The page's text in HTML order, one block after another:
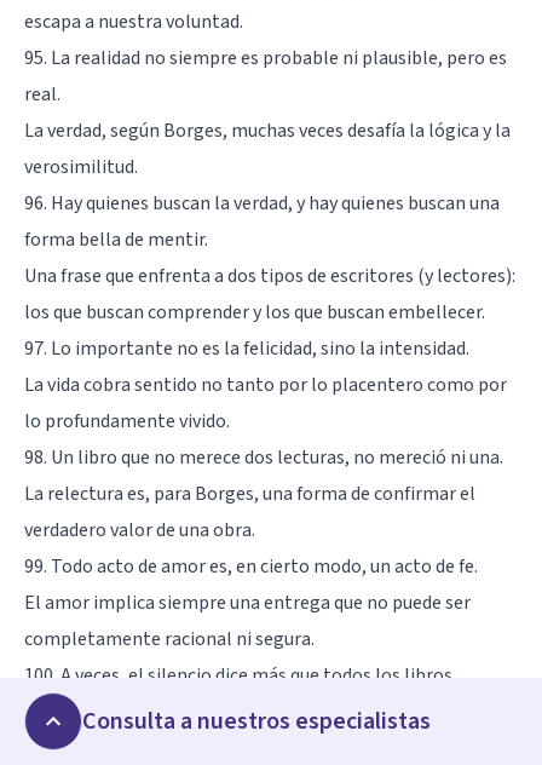
escapa a nuestra voluntad.
95. La realidad no siempre es probable ni plausible, pero es
real.
La verdad, según Borges, muchas veces desafía la lógica y la
verosimilitud.
96. Hay quienes buscan la verdad, y hay quienes buscan una
forma bella de mentir.
Una frase que enfrenta a dos tipos de escritores (y lectores):
los que buscan comprender y los que buscan embellecer.
97. Lo importante no es la felicidad, sino la intensidad.
La vida cobra sentido no tanto por lo placentero como por
lo profundamente vivido.
98. Un libro que no merece dos lecturas, no mereció ni una.
La relectura es, para Borges, una forma de confirmar el
verdadero valor de una obra.
99. Todo acto de amor es, en cierto modo, un acto de fe.
El amor implica siempre una entrega que no puede ser
completamente racional ni segura.
100. A veces, el silencio dice más que todos los libros.
Borges reconoce el poder elocuente del silencio, cuando las
palabras ya no alcanzan.
Consulta a nuestros especialistas